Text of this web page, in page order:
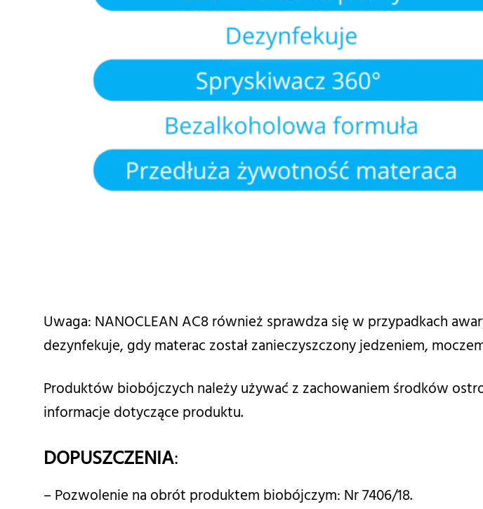
Uwaga: NANOCLEAN AC8 również sprawdza się w przypadkach
dezynfekuje, gdy materac został zanieczyszczony jedzeniem,
Produktów biobójczych należy używać z zachowaniem środków
informacje dotyczące produktu.
DOPUSZCZENIA:
– Pozwolenie na obrót produktem biobójczym: Nr 7406/18.